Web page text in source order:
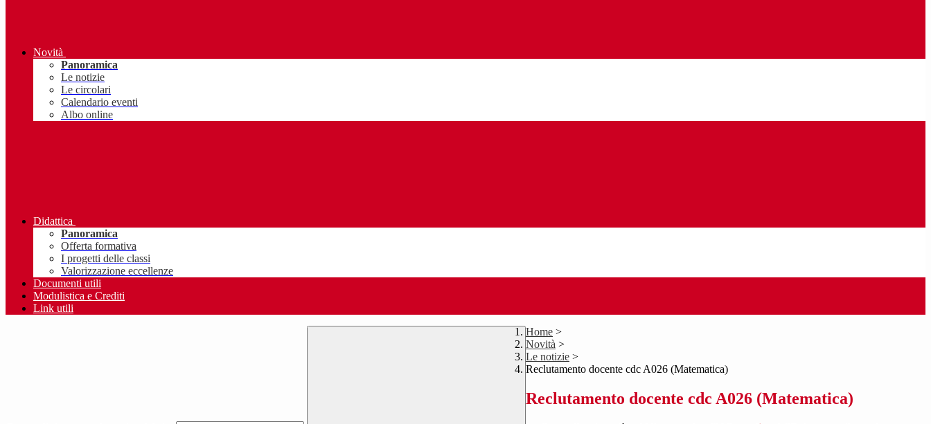
Novità
Panoramica
Le notizie
Le circolari
Calendario eventi
Albo online
Didattica
Panoramica
Offerta formativa
I progetti delle classi
Valorizzazione eccellenze
Documenti utili
Modulistica e Crediti
Link utili
Home >
Novità >
Le notizie >
Reclutamento docente cdc A026 (Matematica)
Reclutamento docente cdc A026 (Matematica)